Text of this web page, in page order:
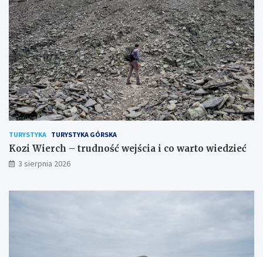
TURYSTYKA TURYSTYKA GÓRSKA
Kozi Wierch – trudność wejścia i co warto wiedzieć
3 sierpnia 2026